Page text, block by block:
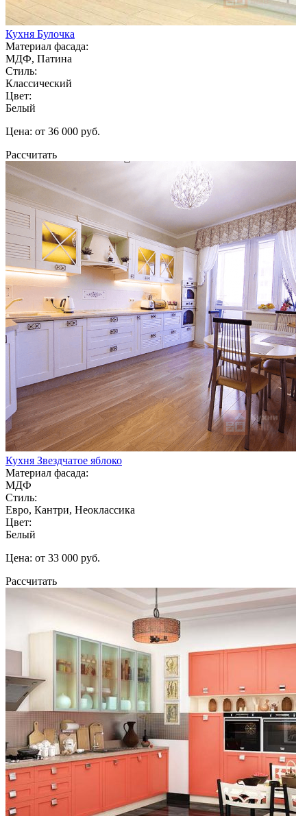
Кухня Булочка
Материал фасада:
МДФ, Патина
Стиль:
Классический
Цвет:
Белый
Цена: от 36 000 руб.
Рассчитать
Кухня Звездчатое яблоко
Материал фасада:
МДФ
Стиль:
Евро, Кантри, Неоклассика
Цвет:
Белый
Цена: от 33 000 руб.
Рассчитать